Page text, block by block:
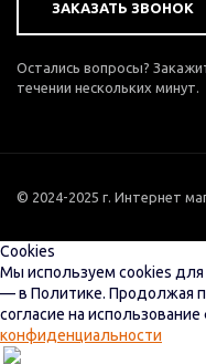
ЗАКАЗАТЬ ЗВОНОК
Остались вопросы?
течении нескольких минут.
© 2024-2025 г. Интернет
Cookies
Мы используем cookies
— в Политике. Продолжая
согласие на
конфиденциальности
Настройки